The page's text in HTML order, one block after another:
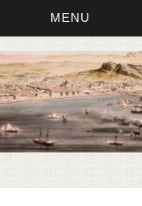
MENU